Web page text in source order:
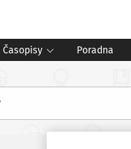
Časopisy Poradna